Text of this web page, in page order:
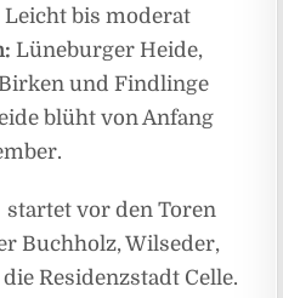
Leicht bis moderat
Lüneburger Heide,
und Findlinge
blüht von Anfang
vor den Toren
Buchholz, Wilseder,
Residenzstadt Celle.